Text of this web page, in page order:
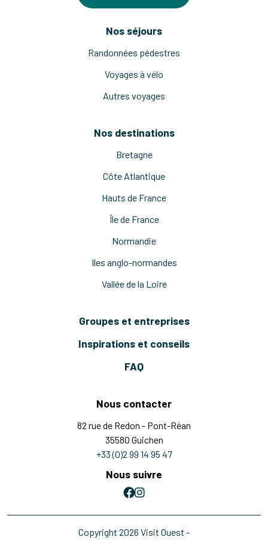
Nos séjours
Randonnées pédestres
Voyages à vélo
Autres voyages
Nos destinations
Bretagne
Côte Atlantique
Hauts de France
Île de France
Normandie
Iles anglo-normandes
Vallée de la Loire
Groupes et entreprises
Inspirations et conseils
FAQ
Nous contacter
82 rue de Redon - Pont-Réan
35580 Guichen
+33 (0)2 99 14 95 47
Nous suivre
Copyright 2026 Visit Ouest -